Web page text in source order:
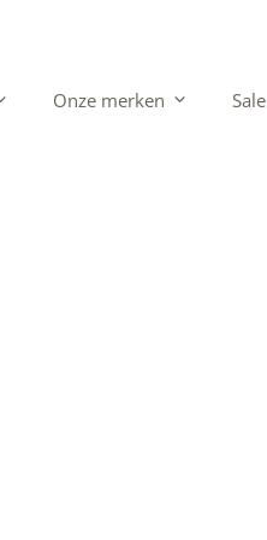
Onze merken Sale